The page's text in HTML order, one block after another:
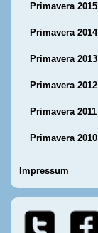
Primavera 2015
Primavera 2014
Primavera 2013
Primavera 2012
Primavera 2011
Primavera 2010
Impressum